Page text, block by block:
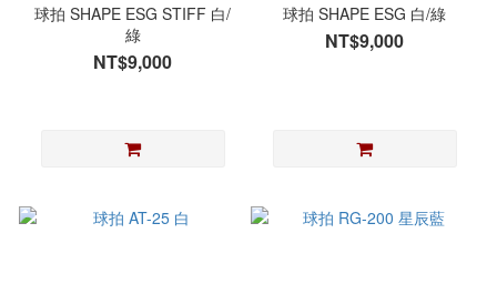
球拍 SHAPE ESG STIFF 白/
綠
NT$9,000
球拍 SHAPE ESG 白/綠
NT$9,000